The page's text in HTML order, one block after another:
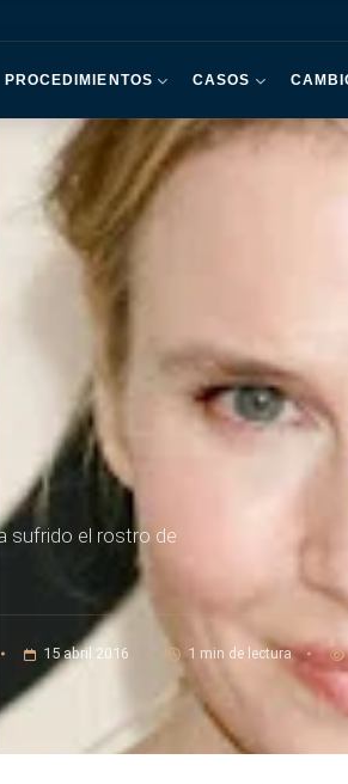
PROCEDIMIENTOS CASOS
sufrido el rostro de
15 abril 2016 1 min de lectura